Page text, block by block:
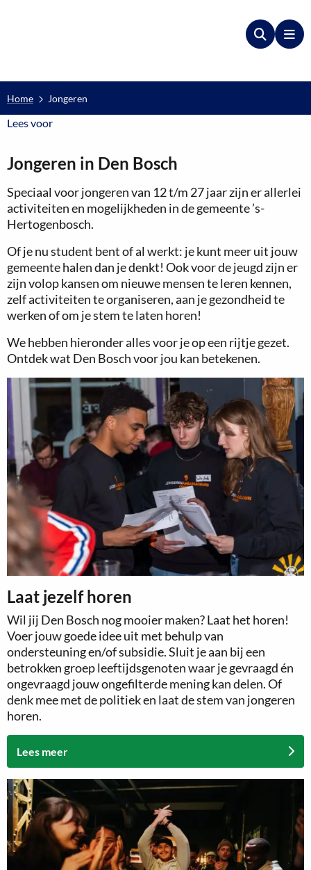
Zoeken
Home Jongeren
Lees voorLees voor
Jongeren in Den Bosch
Speciaal voor jongeren van 12 t/m 27 jaar zijn er allerlei
activiteiten en mogelijkheden in de gemeente ’s-
Hertogenbosch.
Of je nu student bent of al werkt: je kunt meer uit jouw
gemeente halen dan je denkt! Ook voor de jeugd zijn er
zijn volop kansen om nieuwe mensen te leren kennen,
zelf activiteiten te organiseren, aan je gezondheid te
werken of om je stem te laten horen!
We hebben hieronder alles voor je op een rijtje gezet.
Ontdek wat Den Bosch voor jou kan betekenen.
Laat jezelf horen
Wil jij Den Bosch nog mooier maken? Laat het horen!
Voer jouw goede idee uit met behulp van
ondersteuning en/of subsidie. Sluit je aan bij een
betrokken groep leeftijdsgenoten waar je gevraagd én
ongevraagd jouw ongefilterde mening kan delen. Of
denk mee met de politiek en laat de stem van jongeren
horen.
Lees meer